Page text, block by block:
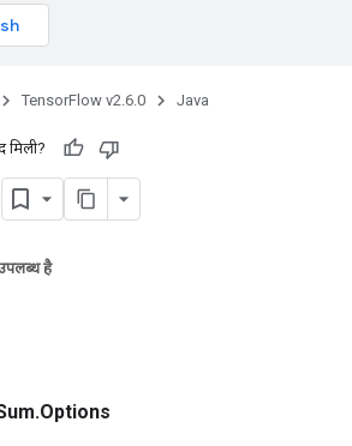
TensorFlow v2.6.0 Java
मिली?
है